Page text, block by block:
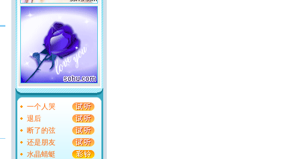
一个人哭
退后
断了的弦
还是朋友
水晶蜻蜓